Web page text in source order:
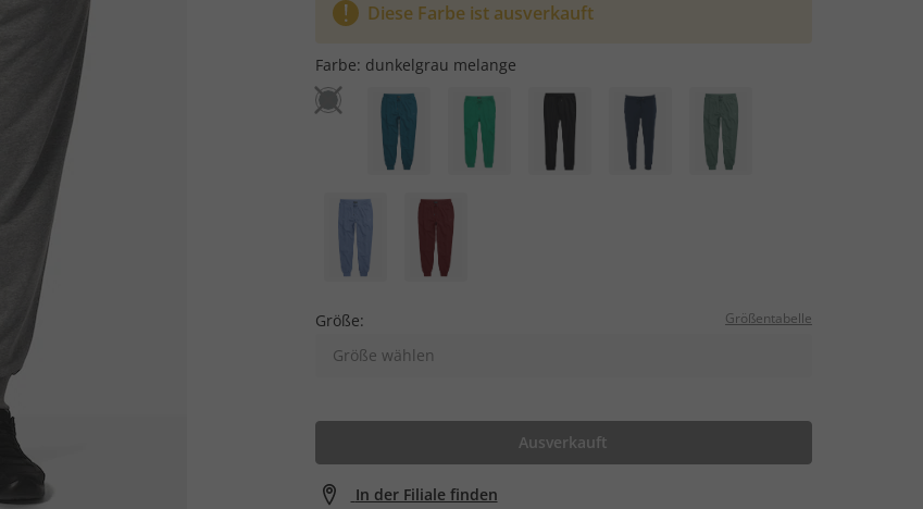
Diese Farbe ist ausverkauft
Farbe: dunkelgrau melange
Größe: Größentabelle
Größe wählen
Ausverkauft
In der Filiale finden